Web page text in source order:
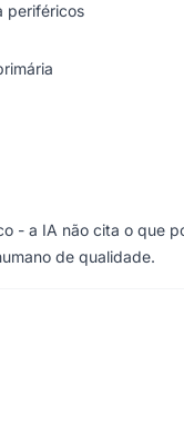
periféricos
- a IA não cita o que
de qualidade.